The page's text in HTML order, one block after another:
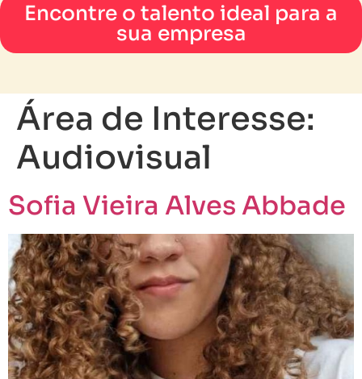
Encontre o talento ideal para a
sua empresa
Área de Interesse:
Audiovisual
Sofia Vieira Alves Abbade